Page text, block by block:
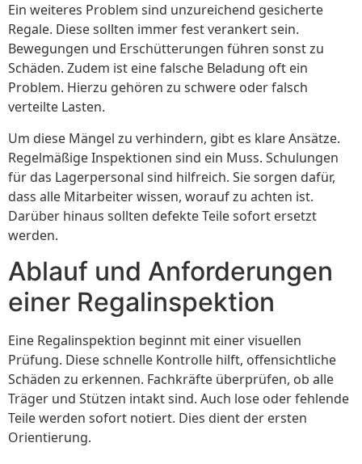
Ein weiteres Problem sind unzureichend gesicherte
Regale. Diese sollten immer fest verankert sein.
Bewegungen und Erschütterungen führen sonst zu
Schäden. Zudem ist eine falsche Beladung oft ein
Problem. Hierzu gehören zu schwere oder falsch
verteilte Lasten.
Um diese Mängel zu verhindern, gibt es klare Ansätze.
Regelmäßige Inspektionen sind ein Muss. Schulungen
für das Lagerpersonal sind hilfreich. Sie sorgen dafür,
dass alle Mitarbeiter wissen, worauf zu achten ist.
Darüber hinaus sollten defekte Teile sofort ersetzt
werden.
Ablauf und Anforderungen
einer Regalinspektion
Eine Regalinspektion beginnt mit einer visuellen
Prüfung. Diese schnelle Kontrolle hilft, offensichtliche
Schäden zu erkennen. Fachkräfte überprüfen, ob alle
Träger und Stützen intakt sind. Auch lose oder fehlende
Teile werden sofort notiert. Dies dient der ersten
Orientierung.